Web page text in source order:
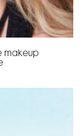
makeup